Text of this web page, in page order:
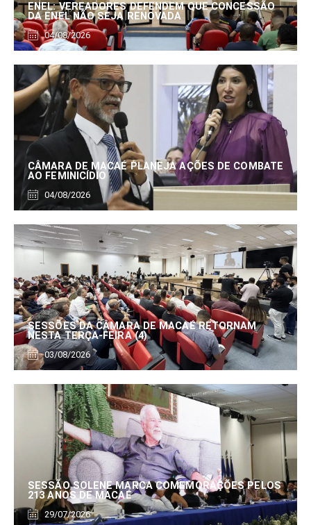
ENEL: VEREADORES DEFENDEM QUE CONCESSÃO
DA ENEL NÃO SEJA RENOVADA
04/08/2026
CÂMARA DE MACAÉ PLANEJA AÇÕES DE COMBATE
AO FEMINICÍDIO
04/08/2026
SESSÕES DA CÂMARA DE MACAÉ RETORNAM
NESTA TERÇA-FEIRA (4)
03/08/2026
SESSÃO SOLENE MARCA COMEMORAÇÕES PELOS
213 ANOS DE MACAÉ
29/07/2026